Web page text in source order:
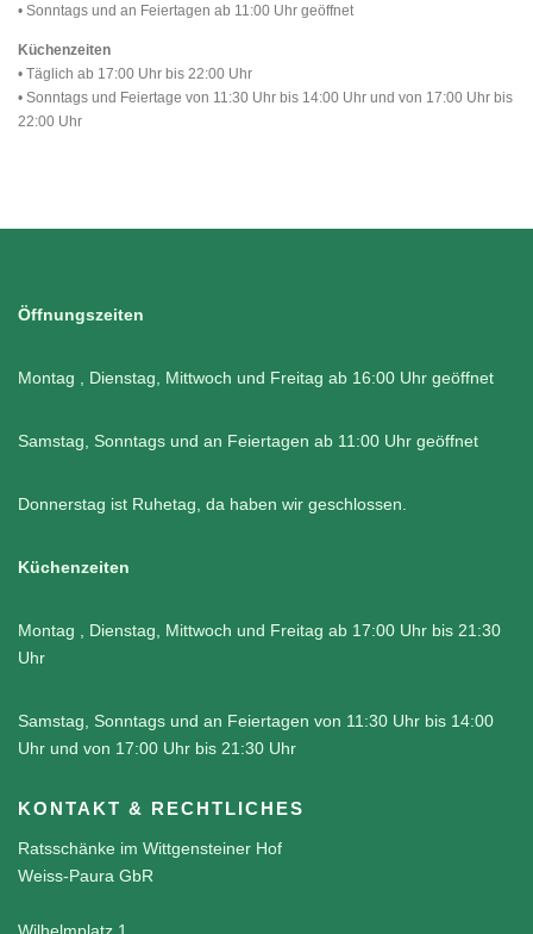
• Sonntags und an Feiertagen ab 11:00 Uhr geöffnet
Küchenzeiten
• Täglich ab 17:00 Uhr bis 22:00 Uhr
• Sonntags und Feiertage von 11:30 Uhr bis 14:00 Uhr und von 17:00 Uhr bis
22:00 Uhr
Öffnungszeiten
Montag , Dienstag, Mittwoch und Freitag ab 16:00 Uhr geöffnet
Samstag, Sonntags und an Feiertagen ab 11:00 Uhr geöffnet
Donnerstag ist Ruhetag, da haben wir geschlossen.
Küchenzeiten
Montag , Dienstag, Mittwoch und Freitag ab 17:00 Uhr bis 21:30
Uhr
Samstag, Sonntags und an Feiertagen von 11:30 Uhr bis 14:00
Uhr und von 17:00 Uhr bis 21:30 Uhr
KONTAKT & RECHTLICHES
Ratsschänke im Wittgensteiner Hof
Weiss-Paura GbR